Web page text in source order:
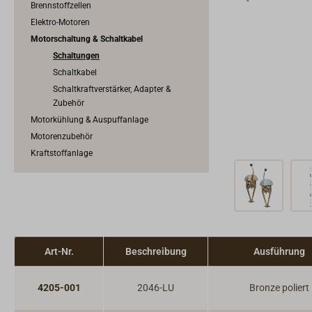
Brennstoffzellen
Elektro-Motoren
Motorschaltung & Schaltkabel
Schaltungen
Schaltkabel
Schaltkraftverstärker, Adapter &
Zubehör
Motorkühlung & Auspuffanlage
Motorenzubehör
Kraftstoffanlage
Art-Nr. Beschreibung Ausführung
4205-001 2046-LU Bronze poliert